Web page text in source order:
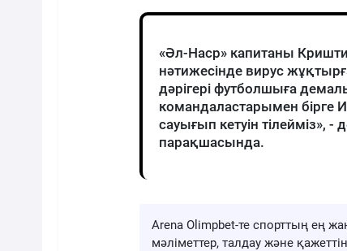
«Әл-Наср» капитаны
нәтижесінде вирус
дәрігері футболшыға
командаластарымен бірге
сауығып кетуін тілейміз»,
парақшасында.
Arena Olimpbet-те спорттың ең
мәліметтер, талдау және